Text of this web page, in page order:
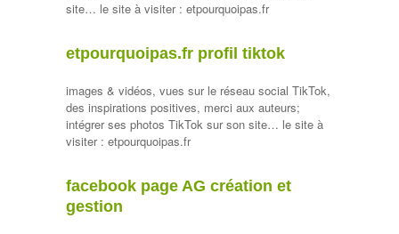
site… le site à visiter : etpourquoipas.fr
etpourquoipas.fr profil tiktok
images & vidéos, vues sur le réseau social TikTok,
des inspirations positives, merci aux auteurs;
intégrer ses photos TikTok sur son site… le site à
visiter : etpourquoipas.fr
facebook page AG création et
gestion